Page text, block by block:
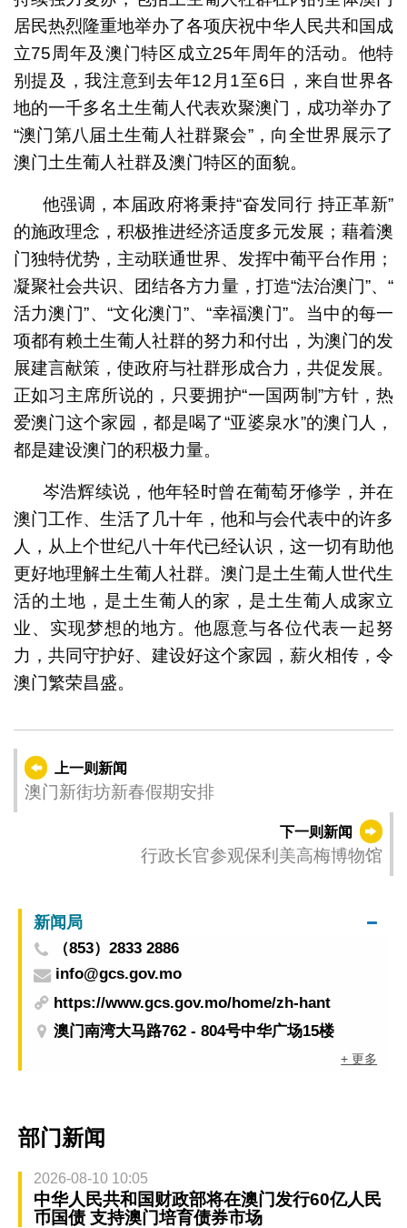
居民热烈隆重地举办了各项庆祝中华人民共和国成
立75周年及澳门特区成立25年周年的活动。他特
别提及，我注意到去年12月1至6日，来自世界各
地的一千多名土生葡人代表欢聚澳门，成功举办了
“澳门第八届土生葡人社群聚会”，向全世界展示了
澳门土生葡人社群及澳门特区的面貌。
他强调，本届政府将秉持“奋发同行 持正革新”
的施政理念，积极推进经济适度多元发展；藉着澳
门独特优势，主动联通世界、发挥中葡平台作用；
凝聚社会共识、团结各方力量，打造“法治澳门”、“
活力澳门”、“文化澳门”、“幸福澳门”。当中的每一
项都有赖土生葡人社群的努力和付出，为澳门的发
展建言献策，使政府与社群形成合力，共促发展。
正如习主席所说的，只要拥护“一国两制”方针，热
爱澳门这个家园，都是喝了“亚婆泉水”的澳门人，
都是建设澳门的积极力量。
岑浩辉续说，他年轻时曾在葡萄牙修学，并在
澳门工作、生活了几十年，他和与会代表中的许多
人，从上个世纪八十年代已经认识，这一切有助他
更好地理解土生葡人社群。澳门是土生葡人世代生
活的土地，是土生葡人的家，是土生葡人成家立
业、实现梦想的地方。他愿意与各位代表一起努
力，共同守护好、建设好这个家园，薪火相传，令
澳门繁荣昌盛。
上一则新闻
澳门新街坊新春假期安排
下一则新闻
行政长官参观保利美高梅博物馆
新闻局
（853）2833 2886
info@gcs.gov.mo
https://www.gcs.gov.mo/home/zh-hant
澳门南湾大马路762 - 804号中华广场15楼
+ 更多
部门新闻
2026-08-10 10:05
中华人民共和国财政部将在澳门发行60亿人民
币国债 支持澳门培育债券市场